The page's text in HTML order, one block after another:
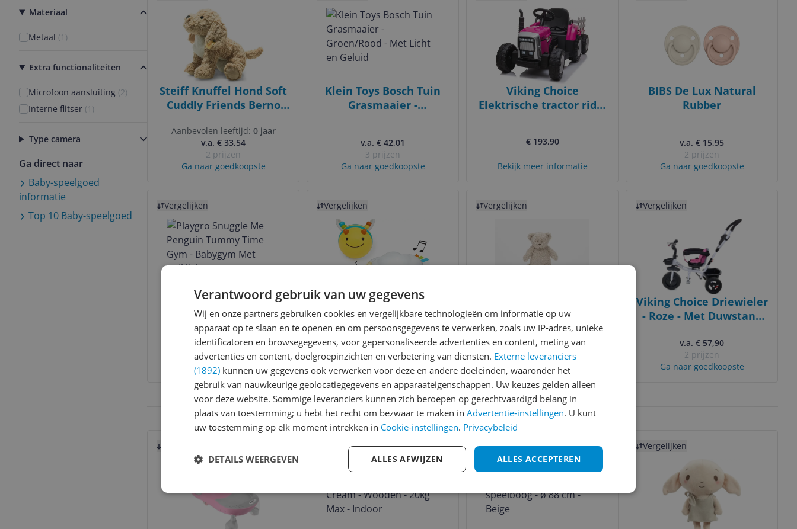
Materiaal
Metaal (1 )
Extra functionaliteiten
Microfoon aansluiting (2)
Interne flitser (1 )
Type camera
Ga direct naar
Baby-speelgoed
informatie
Top 10 Baby-speelgoed
Steiff Knuffel Hond Soft
Cuddly Friends Berno
30 cm
Aanbevolen leeftijd: 0 jaar
v.a. € 33,54
2 prijzen
Ga naar goedkoopste
Klein Toys Bosch Tuin
Grasmaaier -
v.a. € 42,01
3 prijzen
Ga naar goedkoopste
Viking Choice
Elektrische tractor ride-
€ 193,90
Bekijk meer informatie
BIBS De Lux Natural
Rubber
v.a. € 15,95
2 prijzen
Ga naar goedkoopste
Vergelijken
Playgro Snuggle Me
Penguin Tummy Time
Gym - Babygym Met
Buikligkussen -
speelkleed - speeltapijt
v.a. € 89,99
2 prijzen
Ga naar goedkoopste
Vergelijken
Skip Hop E en M crawl
toy - 0879674028753
v.a. € 34,35
2 prijzen
Ga naar goedkoopste
Vergelijken
Teddy Sand
€ 38,85 -4%
Bekijk meer informatie
Vergelijken
Viking Choice Driewieler
- Roze - Met Duwstang
v.a. € 57,90
2 prijzen
Ga naar goedkoopste
Gecontroleerde reviews Betrouwbare webshops Heldere prijzen
Vergelijken Vergelijken
Bekijk product
Vergelijken
Verantwoord gebruik van uw gegevens
Wij en onze partners gebruiken cookies en vergelijkbare technologieën om informatie op uw
apparaat op te slaan en te openen en om persoonsgegevens te verwerken, zoals uw IP-adres, unieke
identificatoren en browsegegevens, voor gepersonaliseerde advertenties en content, meting van
advertenties en content, doelgroepinzichten en verbetering van diensten. Externe leveranciers
(1892) kunnen uw gegevens ook verwerken voor deze en andere doeleinden, waaronder het
gebruik van nauwkeurige geolocatiegegevens en apparaateigenschappen. Uw keuzes gelden alleen
voor deze website. Sommige leveranciers kunnen zich beroepen op gerechtvaardigd belang in
plaats van toestemming; u hebt het recht om bezwaar te maken in Advertentie-instellingen. U kunt
uw toestemming op elk moment intrekken in Cookie-instellingen. Privacybeleid
ALLES ACCEPTEREN
ALLES AFWIJZEN
DETAILS WEERGEVEN